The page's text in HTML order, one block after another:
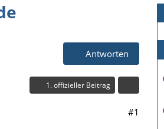
Antworten
1. offizieller Beitrag
#1